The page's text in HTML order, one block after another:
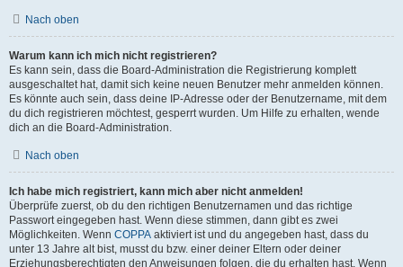
Nach oben
Warum kann ich mich nicht registrieren?
Es kann sein, dass die Board-Administration die Registrierung komplett
ausgeschaltet hat, damit sich keine neuen Benutzer mehr anmelden können.
Es könnte auch sein, dass deine IP-Adresse oder der Benutzername, mit dem
du dich registrieren möchtest, gesperrt wurden. Um Hilfe zu erhalten, wende
dich an die Board-Administration.
Nach oben
Ich habe mich registriert, kann mich aber nicht anmelden!
Überprüfe zuerst, ob du den richtigen Benutzernamen und das richtige
Passwort eingegeben hast. Wenn diese stimmen, dann gibt es zwei
Möglichkeiten. Wenn COPPA aktiviert ist und du angegeben hast, dass du
unter 13 Jahre alt bist, musst du bzw. einer deiner Eltern oder deiner
Erziehungsberechtigten den Anweisungen folgen, die du erhalten hast. Wenn